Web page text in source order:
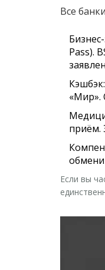
Все
Pass).
Кэшбэк
«Мир».
приём.
Если вы